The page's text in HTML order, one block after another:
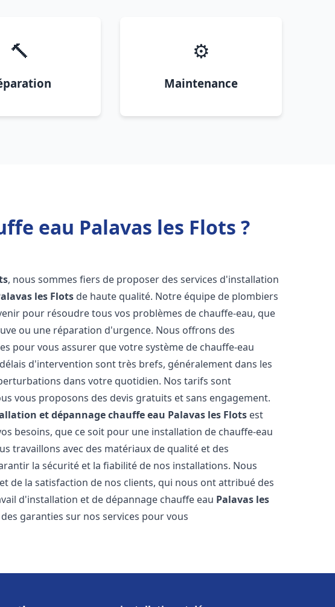
🔨 ⚙️
Maintenance
eau Palavas les Flots ?
, nous sommes fiers de proposer des services d'installation
les Flots de haute qualité. Notre équipe de plombiers
pour résoudre tous vos problèmes de chauffe-eau, que
ou une réparation d'urgence. Nous offrons des
pour vous assurer que votre système de chauffe-eau
d'intervention sont très brefs, généralement dans les
dans votre quotidien. Nos tarifs sont
vous proposons des devis gratuits et sans engagement.
et dépannage chauffe eau Palavas les Flots est
besoins, que ce soit pour une installation de chauffe-eau
travaillons avec des matériaux de qualité et des
la sécurité et la fiabilité de nos installations. Nous
de la satisfaction de nos clients, qui nous ont attribué des
d'installation et de dépannage chauffe eau Palavas les
garanties sur nos services pour vous